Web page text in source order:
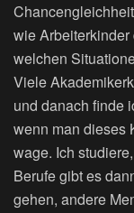
wie
welchen
Viele
und danach finde
wenn man dieses
wage. Ich
Berufe gibt es
gehen, andere